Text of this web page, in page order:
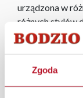
Zgoda
urządzona w
różnych stylów
akcesoriów
W każdym z